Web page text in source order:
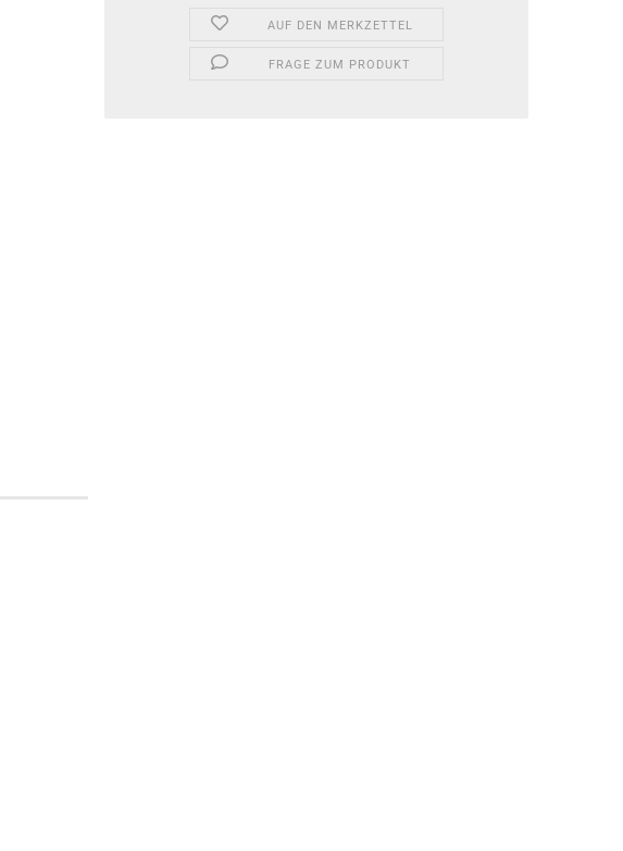
AUF DEN MERKZETTEL
FRAGE ZUM PRODUKT